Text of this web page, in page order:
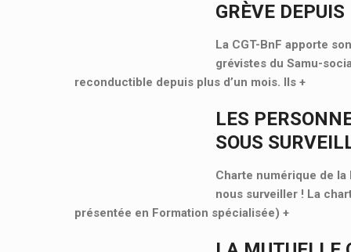
GRÈVE
La CGT-BnF apporte
grévistes du Samu-
reconductible depuis plus d’un mois. Ils +
LES
SOUS
Charte numérique de la
nous surveiller ! La
présentée en Formation spécialisée) +